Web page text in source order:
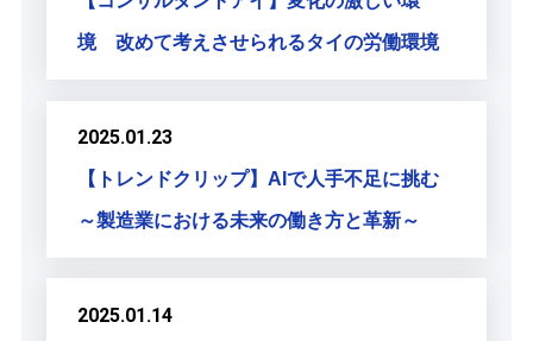
境 改めて考えさせられるタイの労働環境
2025.01.23
【トレンドクリップ】AIで人手不足に挑む
～製造業における未来の働き方と革新～
2025.01.14